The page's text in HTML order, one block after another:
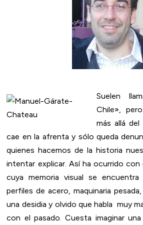
Suelen
Chile»,
más allá
cae en la afrenta y sólo queda
quienes hacemos de la historia
intentar explicar. Así ha ocurrido con
cuya memoria visual se
perfiles de acero, maquinaria
una desidia y olvido que habla muy
con el pasado. Cuesta imaginar